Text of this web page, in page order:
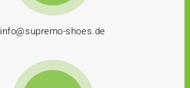
info@supremo-shoes.de